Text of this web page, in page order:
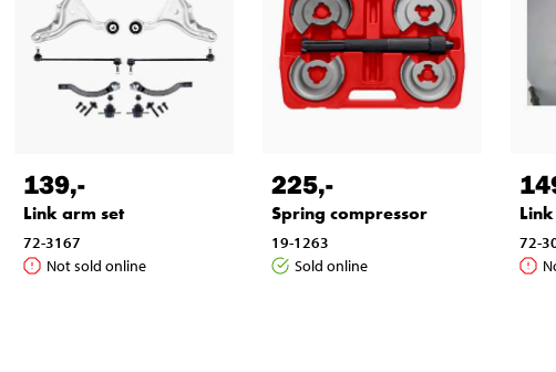
139,-
Link arm set
72-3167
Not sold online
225,-
Spring compressor
19-1263
Sold online
72-